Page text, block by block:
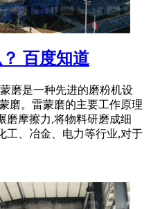
百度知道
磨是一种先进的磨粉机设
磨。雷蒙磨的主要工作原理
磨摩擦力,将物料研磨成细
工、冶金、电力等行业,对于